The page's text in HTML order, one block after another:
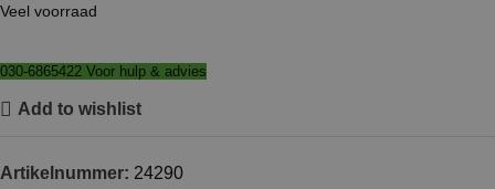
Veel voorraad
030-6865422 Voor hulp & advies
Add to wishlist
Artikelnummer: 24290